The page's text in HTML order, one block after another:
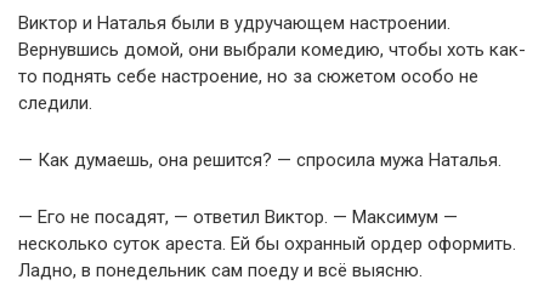
Виктор и Наталья были в удручающем настроении.
Вернувшись домой, они выбрали комедию, чтобы хоть как-
то поднять себе настроение, но за сюжетом особо не
следили.
— Как думаешь, она решится? — спросила мужа Наталья.
— Его не посадят, — ответил Виктор. — Максимум —
несколько суток ареста. Ей бы охранный ордер оформить.
Ладно, в понедельник сам поеду и всё выясню.